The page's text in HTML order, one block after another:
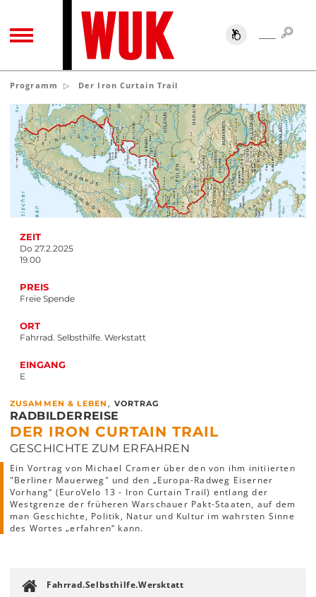
TOGGLE NAVIGATION SUCHE
Programm Der Iron Curtain Trail
ZEIT
Do 27.2.2025
19.00
PREIS
Freie Spende
ORT
Fahrrad. Selbsthilfe. Werkstatt
EINGANG
E
ZUSAMMEN & LEBEN , VORTRAG
RADBILDERREISE
DER IRON CURTAIN TRAIL
GESCHICHTE ZUM ERFAHREN
Ein Vortrag von Michael Cramer über den von ihm initiierten
"Berliner Mauerweg" und den „Europa-Radweg Eiserner
Vorhang“ (EuroVelo 13 - Iron Curtain Trail) entlang der
Westgrenze der früheren Warschauer Pakt-Staaten, auf dem
man Geschichte, Politik, Natur und Kultur im wahrsten Sinne
des Wortes „erfahren“ kann.
Fahrrad.Selbsthilfe.Wersktatt